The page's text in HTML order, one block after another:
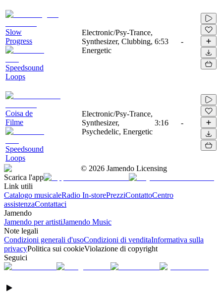
Slow
Progress
Speedsound
Loops
Electronic/Psy-Trance,
Synthesizer, Clubbing,
Energetic
6:53 -
Coisa de
Filme
Speedsound
Loops
Electronic/Psy-Trance,
Synthesizer,
Psychedelic, Energetic
3:16 -
© 2026 Jamendo Licensing
Scarica l'app
Link utili
Catalogo musicaleRadio In-storePrezziContattoCentro
assistenzaContattaci
Jamendo
Jamendo per artistiJamendo Music
Note legali
Condizioni generali d'usoCondizioni di venditaInformativa sulla
privacyPolitica sui cookieViolazione di copyright
Seguici